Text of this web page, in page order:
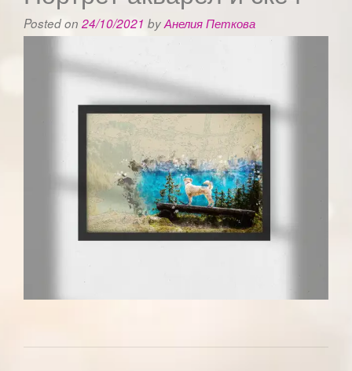
Posted on 24/10/2021 byАнелия Петкова